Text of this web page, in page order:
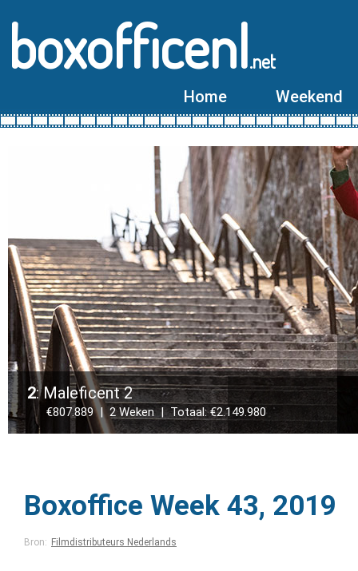
boxofficenl.net
Home Weekend
2: Maleficent 2
€807.889 | 2 Weken | Totaal: €2.149.980
Boxoffice Week 43, 2019
Bron: Filmdistributeurs Nederlands